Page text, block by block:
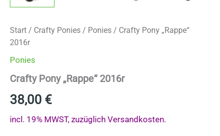
Start / Crafty Ponies / Ponies / Crafty Pony „Rappe“
2016r
Ponies
Crafty Pony „Rappe“ 2016r
38,00 €
incl. 19% MWST, zuzüglich Versandkosten.